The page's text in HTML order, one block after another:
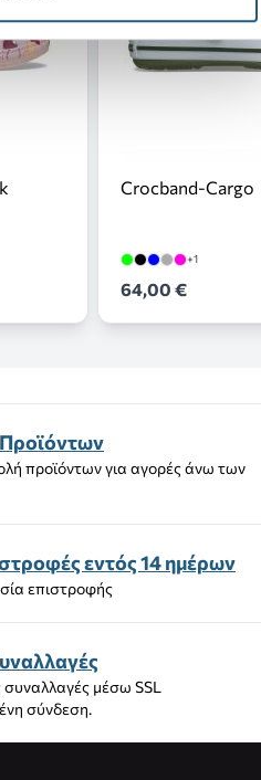
Crocband-Cargo
+1
64,00 €
προϊόντων για αγορές άνω των
εντός 14 ημέρων
επιστροφής
μέσω SSL
σύνδεση.